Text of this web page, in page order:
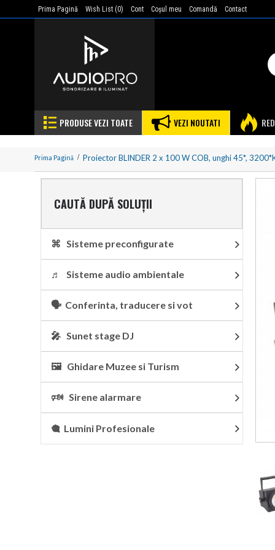
Prima Pagină Wish List (0) Cont Coşul meu Comandă Contact
PRODUSE VEZI TOATE VEZI NOUTATI
Prima Pagină Proiector BLINDER 2 x 100 W COB, unghi 45*,
CAUTĂ DUPĂ SOLUȚII
⌘ Sisteme preconfigurate
♬ Sisteme audio ambientale
🗣 Conferinta, traducere si vot
🎤 Sunet stage DJ
🖼 Ghidare Muzee si Turism
🕬 Sirene alarmare
🎕 Lumini Profesionale